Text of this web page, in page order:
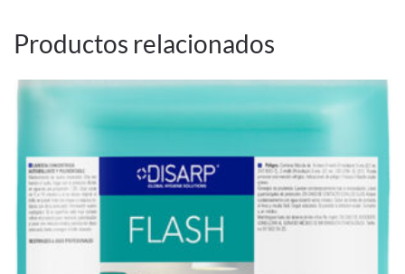
Productos relacionados